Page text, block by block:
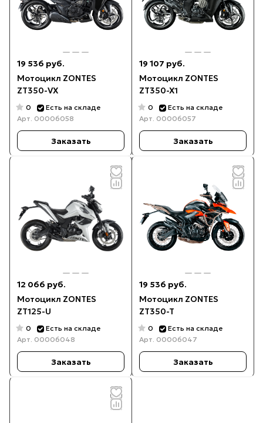
19 536 руб.
Мотоцикл ZONTES
ZT350-VX
0
Есть на складе
Арт. 00006058
Заказать
19 107 руб.
Мотоцикл ZONTES
ZT350-X1
0
Есть на складе
Арт. 00006057
Заказать
12 066 руб.
Мотоцикл ZONTES
ZT125-U
0
Есть на складе
Арт. 00006048
Заказать
19 536 руб.
Мотоцикл ZONTES
ZT350-T
0
Есть на складе
Арт. 00006047
Заказать